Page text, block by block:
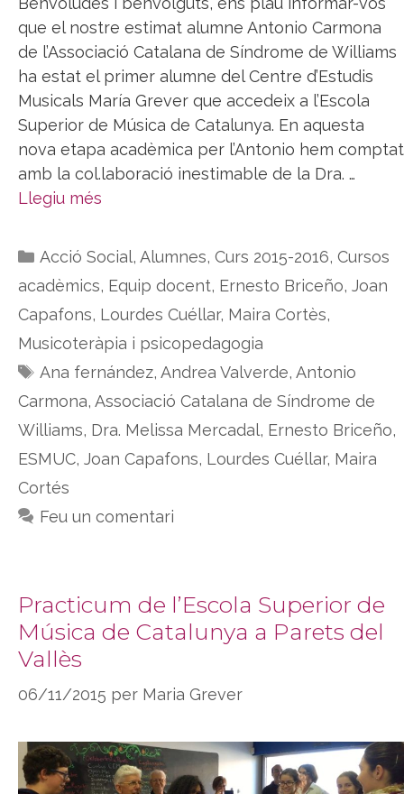
que el nostre estimat alumne Antonio Carmona
de l’Associació Catalana de Síndrome de Williams
ha estat el primer alumne del Centre d’Estudis
Musicals María Grever que accedeix a l’Escola
Superior de Música de Catalunya. En aquesta
nova etapa acadèmica per l’Antonio hem comptat
amb la col.laboració inestimable de la Dra. …
Llegiu més
Categories
Acció Social, Alumnes, Curs 2015-2016, Cursos
acadèmics, Equip docent, Ernesto Briceño, Joan
Capafons, Lourdes Cuéllar, Maira Cortès,
Musicoteràpia i psicopedagogia
Etiquetes
Ana fernández, Andrea Valverde, Antonio
Carmona, Associació Catalana de Síndrome de
Williams, Dra. Melissa Mercadal, Ernesto Briceño,
ESMUC, Joan Capafons, Lourdes Cuéllar, Maira
Cortés
Feu un comentari
Practicum de l’Escola Superior de
Música de Catalunya a Parets del
Vallès
06/11/2015 per Maria Grever